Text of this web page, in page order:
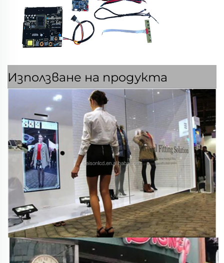
Използване на продукта